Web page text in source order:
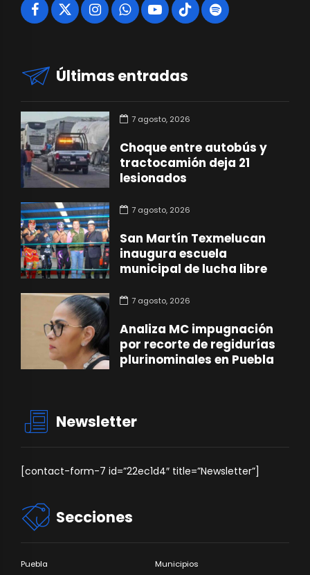
Últimas entradas
7 agosto, 2026
Choque entre autobús y
tractocamión deja 21
lesionados
7 agosto, 2026
San Martín Texmelucan
inaugura escuela
municipal de lucha libre
7 agosto, 2026
Analiza MC impugnación
por recorte de regidurías
plurinominales en Puebla
Newsletter
[contact-form-7 id=”22ec1d4″ title=”Newsletter”]
Secciones
Puebla Municipios